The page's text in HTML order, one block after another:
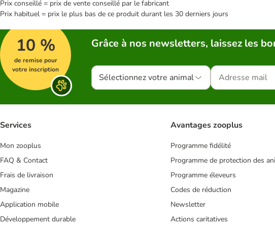
Prix conseillé = prix de vente conseillé par le fabricant
Prix habituel = prix le plus bas de ce produit durant les 30 derniers jours
10 %
de remise pour
votre inscription
Grâce à nos newsletters, laissez les
Sélectionnez votre animal
Services
Mon zooplus
FAQ & Contact
Frais de livraison
Magazine
Application mobile
Développement durable
Avantages zooplus
Programme fidélité
Programme de protection des
Programme éleveurs
Codes de réduction
Newsletter
Actions caritatives